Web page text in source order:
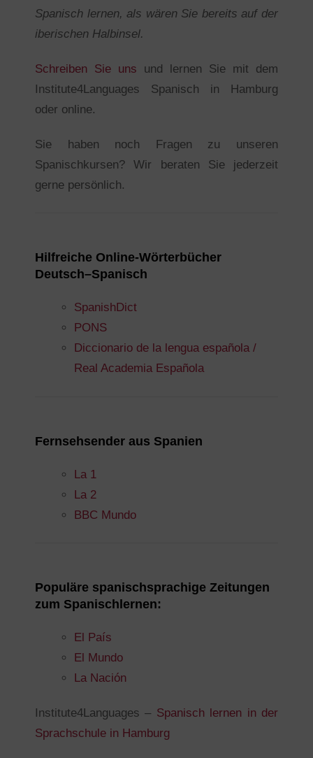
Spanisch lernen, als wären Sie bereits auf der
iberischen Halbinsel.
Schreiben Sie uns und lernen Sie mit dem
Institute4Languages Spanisch in Hamburg
oder online.
Sie haben noch Fragen zu unseren
Spanischkursen? Wir beraten Sie jederzeit
gerne persönlich.
Hilfreiche Online-Wörterbücher
Deutsch–Spanisch
SpanishDict
PONS
Diccionario de la lengua española /
Real Academia Española
Fernsehsender aus Spanien
La 1
La 2
BBC Mundo
Populäre spanischsprachige Zeitungen
zum Spanischlernen:
El País
El Mundo
La Nación
Institute4Languages – Spanisch lernen in der
Sprachschule in Hamburg